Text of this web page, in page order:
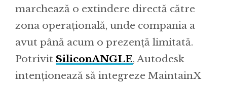
marchează o extindere directă către
zona operațională, unde compania a
avut până acum o prezență limitată.
Potrivit SiliconANGLE, Autodesk
intenționează să integreze MaintainX